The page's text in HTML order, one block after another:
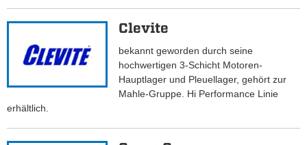
Clevite
bekannt geworden durch seine
hochwertigen 3-Schicht Motoren-
Hauptlager und Pleuellager, gehört zur
Mahle-Gruppe. Hi Performance Linie
erhältlich.